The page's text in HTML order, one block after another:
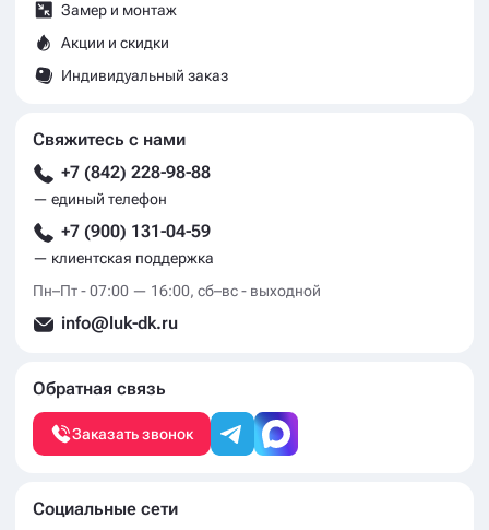
Замер и монтаж
Акции и скидки
Индивидуальный заказ
Свяжитесь с нами
+7 (842) 228-98-88
— единый телефон
+7 (900) 131-04-59
— клиентская поддержка
Пн–Пт - 07:00 — 16:00, сб–вс - выходной
info@luk-dk.ru
Обратная связь
Заказать звонок
Социальные сети